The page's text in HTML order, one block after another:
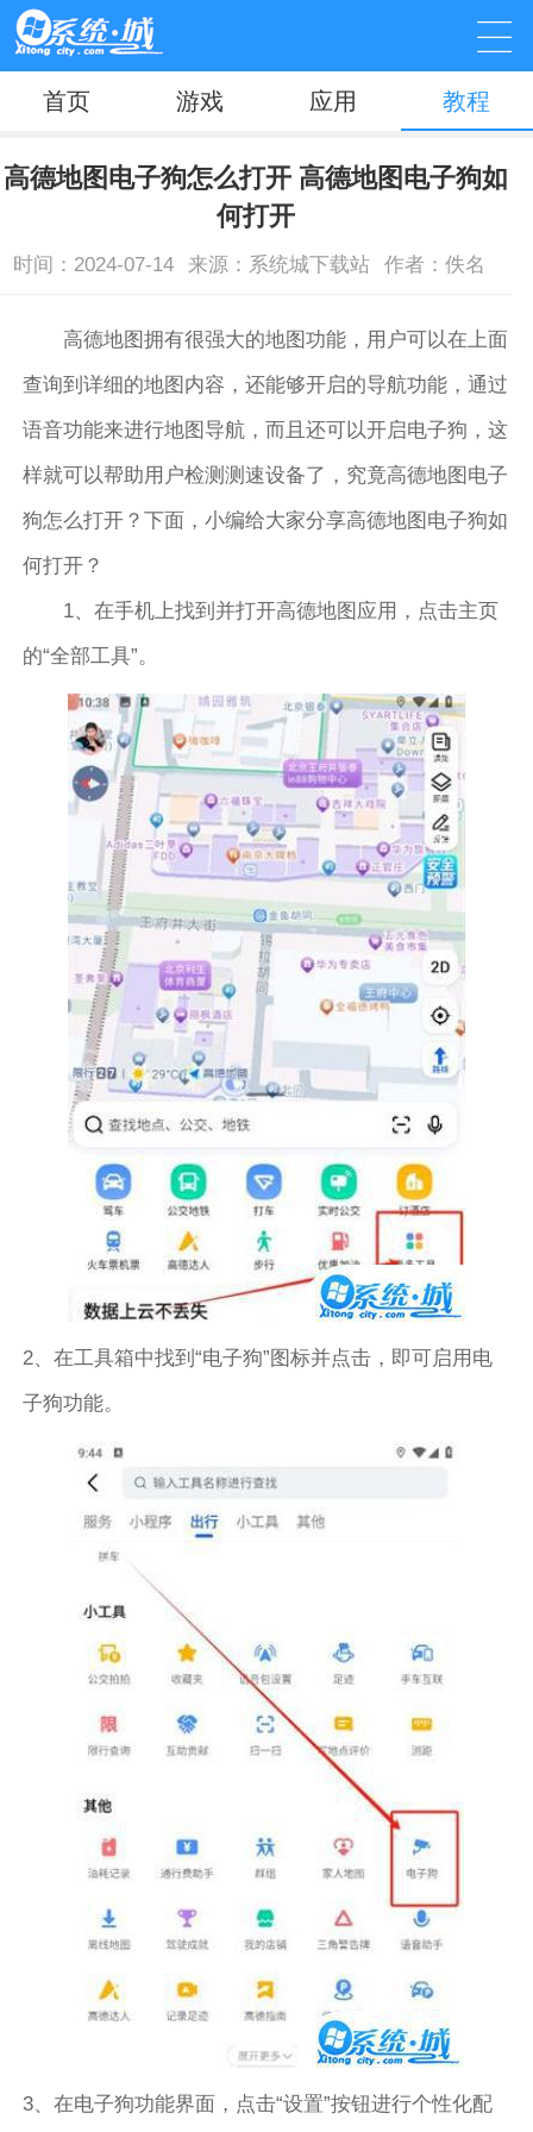
首页 游戏 应用 教程
高德地图电子狗怎么打开 高德地图电子狗如
何打开
时间：2024-07-14 来源：系统城下载站 作者：佚名
高德地图拥有很强大的地图功能，用户可以在上面
查询到详细的地图内容，还能够开启的导航功能，通过
语音功能来进行地图导航，而且还可以开启电子狗，这
样就可以帮助用户检测测速设备了，究竟高德地图电子
狗怎么打开？下面，小编给大家分享高德地图电子狗如
何打开？
1、在手机上找到并打开高德地图应用，点击主页
的“全部工具”。
2、在工具箱中找到“电子狗”图标并点击，即可启用电
子狗功能。
3、在电子狗功能界面，点击“设置”按钮进行个性化配